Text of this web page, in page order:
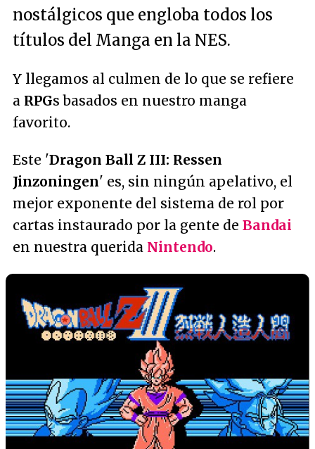
nostálgicos que engloba todos los
títulos del Manga en la NES.
Y llegamos al culmen de lo que se refiere
a RPGs basados en nuestro manga
favorito.
Este 'Dragon Ball Z III: Ressen
Jinzoningen' es, sin ningún apelativo, el
mejor exponente del sistema de rol por
cartas instaurado por la gente de Bandai
en nuestra querida Nintendo.